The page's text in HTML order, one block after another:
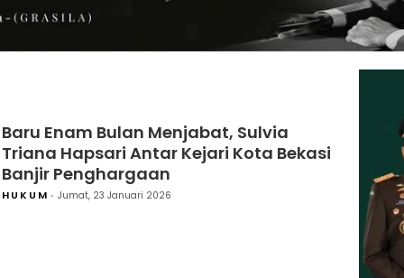
Baru Enam Bulan Menjabat, Sulvia
Triana Hapsari Antar Kejari Kota Bekasi
Banjir Penghargaan
HUKUM Jumat, 23 Januari 2026